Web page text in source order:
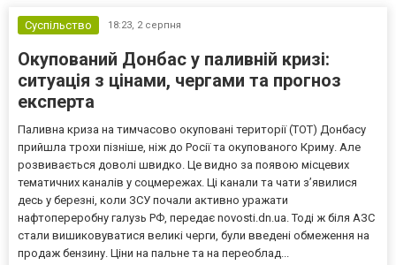
Суспільство 18:23, 2 серпня
Окупований Донбас у паливній кризі:
ситуація з цінами, чергами та прогноз
експерта
Паливна криза на тимчасово окуповані території (ТОТ) Донбасу
прийшла трохи пізніше, ніж до Росії та окупованого Криму. Але
розвивається доволі швидко. Це видно за появою місцевих
тематичних каналів у соцмережах. Ці канали та чати з’явилися
десь у березні, коли ЗСУ почали активно уражати
нафтопереробну галузь РФ, передає novosti.dn.ua. Тоді ж біля АЗС
стали вишиковуватися великі черги, були введені обмеження на
продаж бензину. Ціни на пальне та на переоблад...